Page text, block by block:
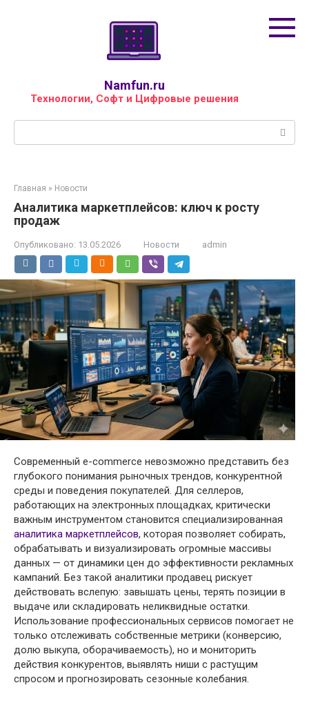
Namfun.ru
Технологии, Софт и Цифровые решения
Главная » Новости
Аналитика маркетплейсов: ключ к росту
продаж
Опубликовано: 13.05.2026 Новости admin
Современный e-commerce невозможно представить без
глубокого понимания рыночных трендов, конкурентной
среды и поведения покупателей. Для селлеров,
работающих на электронных площадках, критически
важным инструментом становится специализированная
аналитика маркетплейсов, которая позволяет собирать,
обрабатывать и визуализировать огромные массивы
данных — от динамики цен до эффективности рекламных
кампаний. Без такой аналитики продавец рискует
действовать вслепую: завышать цены, терять позиции в
выдаче или складировать неликвидные остатки.
Использование профессиональных сервисов помогает не
только отслеживать собственные метрики (конверсию,
долю выкупа, оборачиваемость), но и мониторить
действия конкурентов, выявлять ниши с растущим
спросом и прогнозировать сезонные колебания.